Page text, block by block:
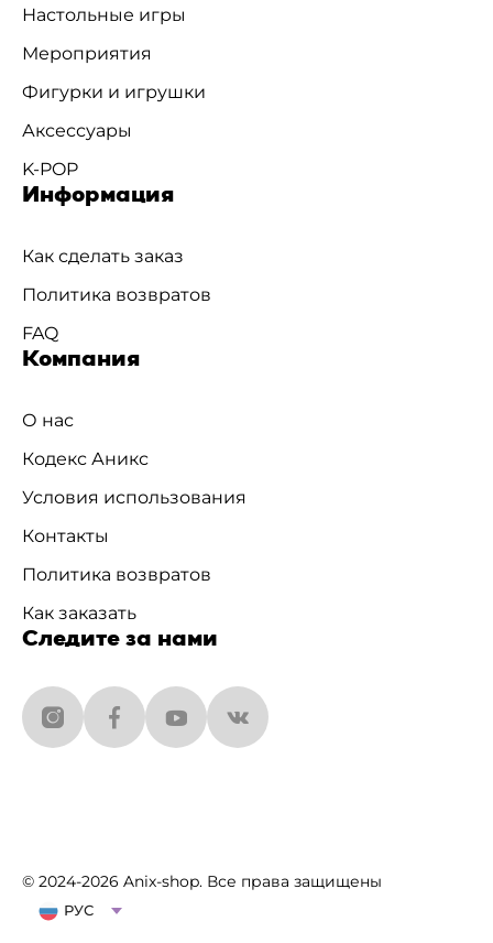
Настольные игры
Мероприятия
Фигурки и игрушки
Аксессуары
K-POP
Информация
Как сделать заказ
Политика возвратов
FAQ
Компания
О нас
Кодекс Аникс
Условия использования
Контакты
Политика возвратов
Как заказать
Следите за нами
© 2024-2026 Anix-shop. Все права защищены
РУС